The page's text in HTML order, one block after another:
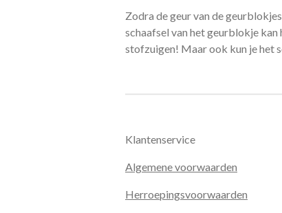
Zodra de geur van de
schaafsel van het geurblokje
stofzuigen! Maar ook kun je het
Klantenservice
Algemene voorwaarden
Herroepingsvoorwaarden